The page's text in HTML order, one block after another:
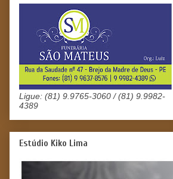
Ligue: (81) 9.9765-3060 / (81) 9.9982-
4389
Estúdio Kiko Lima